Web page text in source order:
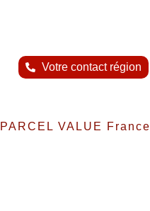
Votre contact région
PARCEL VALUE France